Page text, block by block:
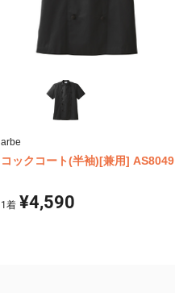
arbe
コックコート(半袖)[兼用] AS8049
1 着 ¥4,590